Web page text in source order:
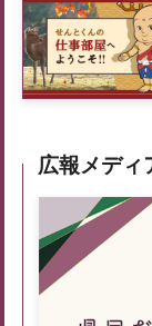
広報メディ